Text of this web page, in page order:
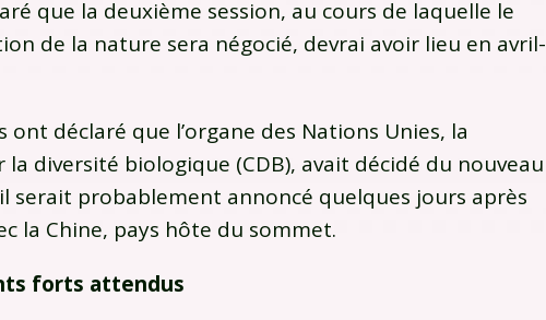
que la deuxième session, au cours de laquelle le
de la nature sera négocié, devrai avoir lieu en avril-
ont déclaré que l’organe des Nations Unies, la
diversité biologique (CDB), avait décidé du nouveau
serait probablement annoncé quelques jours après
la Chine, pays hôte du sommet.
forts attendus